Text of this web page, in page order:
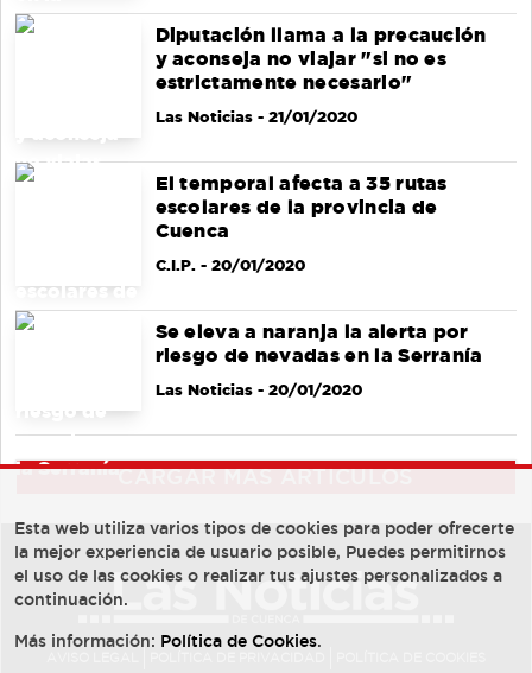
Diputación llama a la precaución
y aconseja no viajar "si no es
estrictamente necesario"
Las Noticias- 21/01/2020
El temporal afecta a 35 rutas
escolares de la provincia de
Cuenca
C.I.P.- 20/01/2020
Se eleva a naranja la alerta por
riesgo de nevadas en la Serranía
Las Noticias- 20/01/2020
Esta web utiliza varios tipos de cookies para poder ofrecerte
la mejor experiencia de usuario posible, Puedes permitirnos
el uso de las cookies o realizar tus ajustes personalizados a
continuación.
Más información: Política de Cookies.